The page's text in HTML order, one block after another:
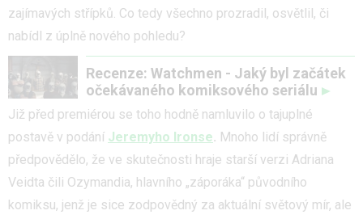
zajímavých střípků. Co tedy všechno prozradil, osvětlil, či
nabídl z úplně nového pohledu?
Recenze: Watchmen - Jaký byl začátek
očekávaného komiksového seriálu
Již před premiérou se toho hodně namluvilo o tajuplné
postavě v podání Jeremyho Ironse. Mnoho lidí správně
předpovědělo, že ve skutečnosti hraje starší verzi Adriana
Veidta čili Ozymandia, hlavního „záporáka“ původního
komiksu, jenž je sice zodpovědný za aktuální světový mír, ale